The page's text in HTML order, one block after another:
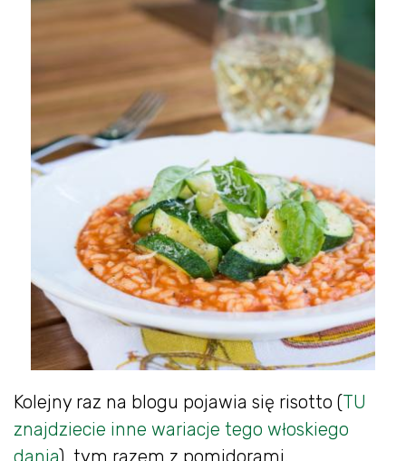
Kolejny raz na blogu pojawia się risotto (TU
znajdziecie inne wariacje tego włoskiego
dania), tym razem z pomidorami.